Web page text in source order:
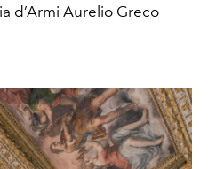
d’Armi Aurelio Greco